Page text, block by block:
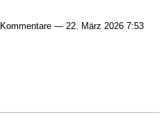
Kommentare — 22. März 2026 7:53